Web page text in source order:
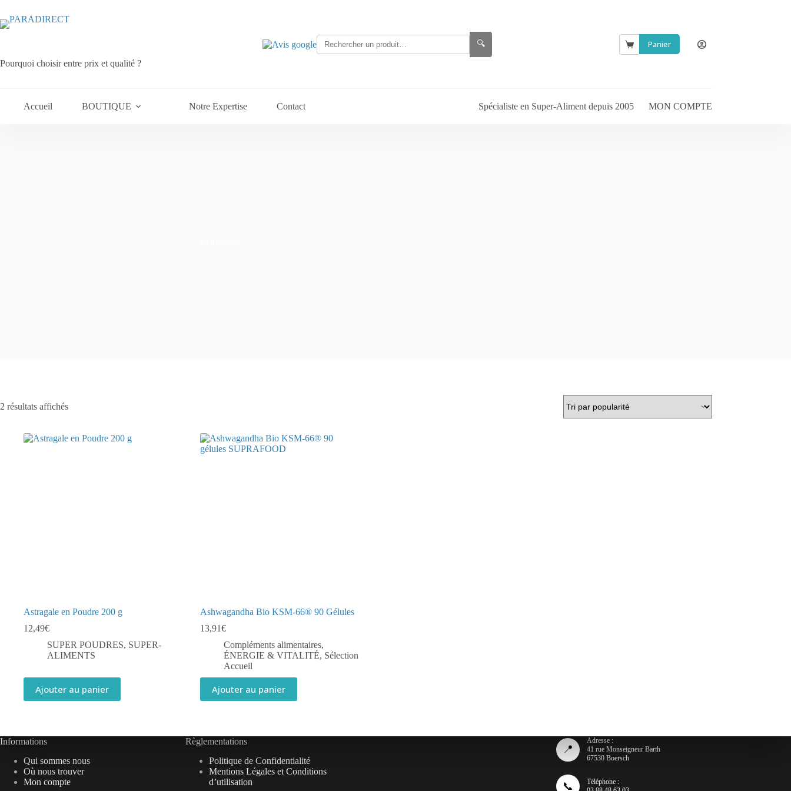
contenu
Pourquoi choisir entre prix et qualité ?
🔍
Panier Panier
Accueil BOUTIQUE Notre Expertise Contact Spécialiste en Super-Aliment depuis 2005 MON COMPTE
2 résultats affichésTrié
Astragale en Poudre 200 g
12,49€
SUPER POUDRES, SUPER-
ALIMENTS
Ajouter au panier
Ashwagandha Bio KSM-66® 90 Gélules
13,91€
Compléments alimentaires,
ÉNERGIE & VITALITÉ, Sélection
Accueil
Ajouter au panier
Informations
Qui sommes nous
Où nous trouver
Mon compte
Règlementations
Politique de Confidentialité
Mentions Légales et Conditions
d’utilisation
📍
Adresse :
41 rue Monseigneur Barth
67530 Boersch
📞
Téléphone :